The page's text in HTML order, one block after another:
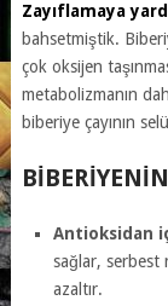
Zayıflamaya
bahsetmiştik.
çok oksijen
metabolizmanın
biberiye çayının
Antioksidan
sağlar, serbest
azaltır.